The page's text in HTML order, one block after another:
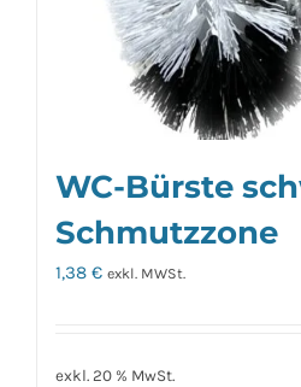
WC-Bürste
Schmutzzone
1,38 € exkl. MWSt.
exkl. 20 % MwSt.